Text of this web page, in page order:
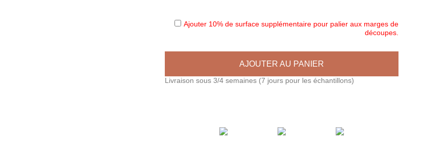
Ajouter 10% de surface supplémentaire pour palier aux marges de
découpes.
AJOUTER AU PANIER
Livraison sous 3/4 semaines (7 jours pour les échantillons)